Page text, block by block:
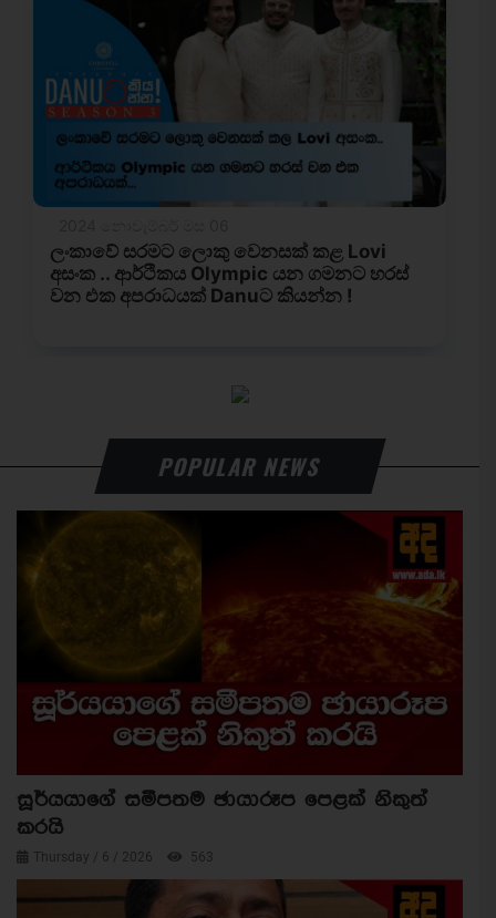
POPULAR NEWS
සූර්යයාගේ සමීපතම ඡායාරූප පෙළක් නිකුත්
කරයි
Thursday / 6 / 2026 563